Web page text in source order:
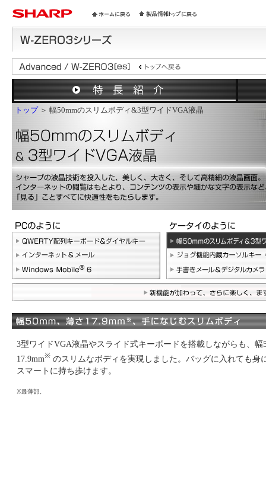
トップ ＞ 幅50mmのスリムボディ&3型ワイドVGA液晶
3型ワイドVGA液晶やスライド式キーボードを搭載しながらも、幅
17.9mm※ のスリムなボディを実現しました。バッグに入れても身
スマートに持ち歩けます。
※最薄部。